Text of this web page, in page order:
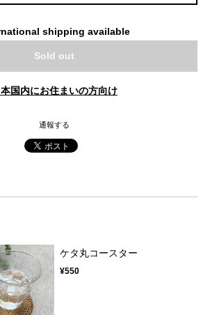
shipping available
Sold out
本国内にお住まいの方向け
通報する
ケタ丸コースター
¥550